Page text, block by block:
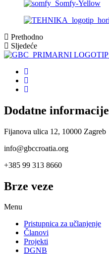
Prethodno
Sljedeće
Dodatne informacije
Fijanova ulica 12, 10000 Zagreb
info@gbccroatia.org
+385 99 313 8660
Brze veze
Menu
Pristupnica za učlanjenje
Članovi
Projekti
DGNB